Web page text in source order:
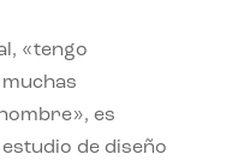
«tengo
es
de diseño